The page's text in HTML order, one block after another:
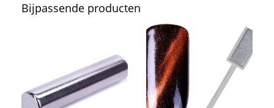
Bijpassende producten